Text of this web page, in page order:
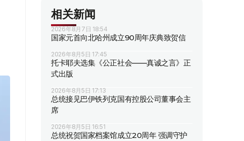
相关新闻
2026年8月7日 18:54
国家元首向北哈州成立90周年庆典致贺信
2026年8月5日 17:45
托卡耶夫选集《公正社会——真诚之言》正
式出版
2026年8月5日 17:13
总统接见巴伊铁列克国有控股公司董事会主
席
2026年8月5日 16:51
总统祝贺国家档案馆成立20周年 强调守护